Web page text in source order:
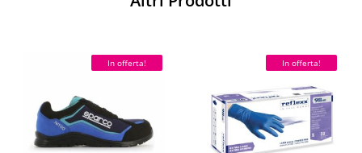
In offerta! In offerta!